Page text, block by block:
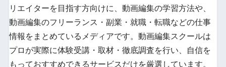
リエイターを目指す方向けに、動画編集の学習方法や、
動画編集のフリーランス・副業・就職・転職などの仕事
情報をまとめているメディアです。動画編集スクールは
プロが実際に体験受講・取材・徹底調査を行い、自信を
もっておすすめできるサービスだけを厳選しています。